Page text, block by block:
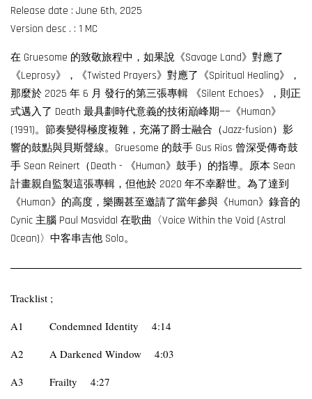
Release date : June 6th, 2025
Version desc . : 1 MC
在 Gruesome 的致敬旅程中，如果說《Savage Land》對應了
《Leprosy》，《Twisted Prayers》對應了《Spiritual Healing》，
那麼於 2025 年 6 月 發行的第三張專輯 《Silent Echoes》，則正
式邁入了 Death 最具劃時代意義的技術巔峰期——《Human》
(1991)。節奏變得極度複雜，充滿了爵士融合（Jazz-fusion）影
響的鼓點與貝斯聲線。Gruesome 的鼓手 Gus Rios 曾深受傳奇鼓
手 Sean Reinert（Death - 《Human》鼓手）的指導。原本 Sean
計畫親自監製這張專輯，但他於 2020 年不幸辭世。為了達到
《Human》的高度，樂團甚至邀請了當年參與《Human》錄音的
Cynic 主腦 Paul Masvidal 在歌曲〈Voice Within the Void (Astral
Ocean)〉中客串吉他 Solo。
Tracklist ;
A1
Condemned Identity
4:14
A2
A Darkened Window
4:03
A3
Frailty
4:27